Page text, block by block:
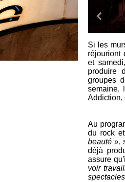
Si les
réjouriont
etsamedi,
produire
groupes
semaine,
Addiction,
Au
du rock
beauté »,
déjà
assure
voir